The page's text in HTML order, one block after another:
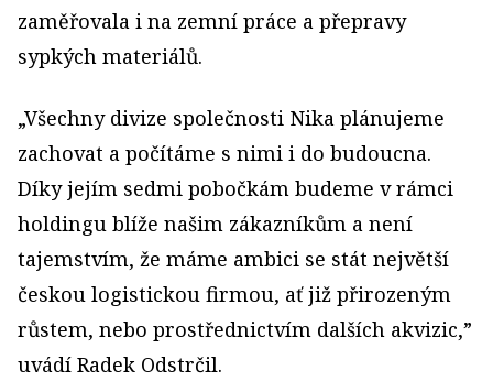
zaměřovala i na zemní práce a přepravy
sypkých materiálů.
„Všechny divize společnosti Nika plánujeme
zachovat a počítáme s nimi i do budoucna.
Díky jejím sedmi pobočkám budeme v rámci
holdingu blíže našim zákazníkům a není
tajemstvím, že máme ambici se stát největší
českou logistickou firmou, ať již přirozeným
růstem, nebo prostřednictvím dalších akvizic,”
uvádí Radek Odstrčil.